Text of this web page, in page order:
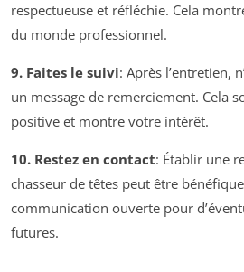
respectueuse et réfléchie. Cela
du monde professionnel.
9. Faites le suivi: Après l’entretien,
un message de remerciement. Cela
positive et montre votre intérêt.
10. Restez en contact: Établir une
chasseur de têtes peut être
communication ouverte pour
futures.